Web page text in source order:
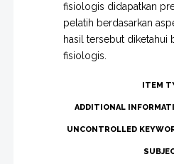
fisiologis didapatkan
pelatih berdasarkan
hasil tersebut diketahui
fisiologis.
ITEM
ADDITIONAL
UNCONTROLLED